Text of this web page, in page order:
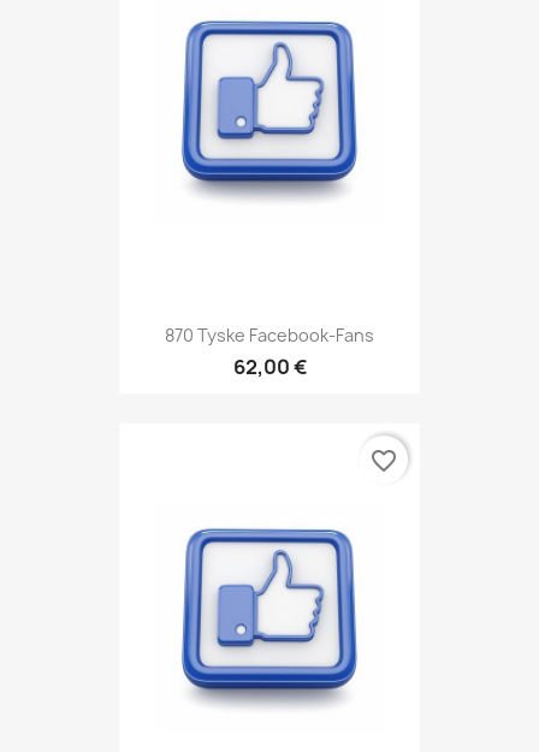
870 Tyske Facebook-Fans
62,00 €
favorite_border